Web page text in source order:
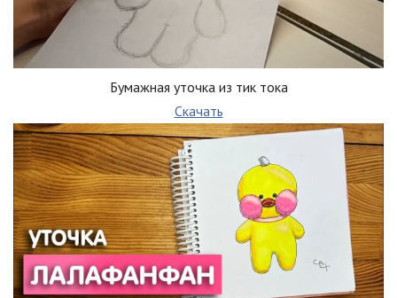
Бумажная уточка из тик тока
Скачать